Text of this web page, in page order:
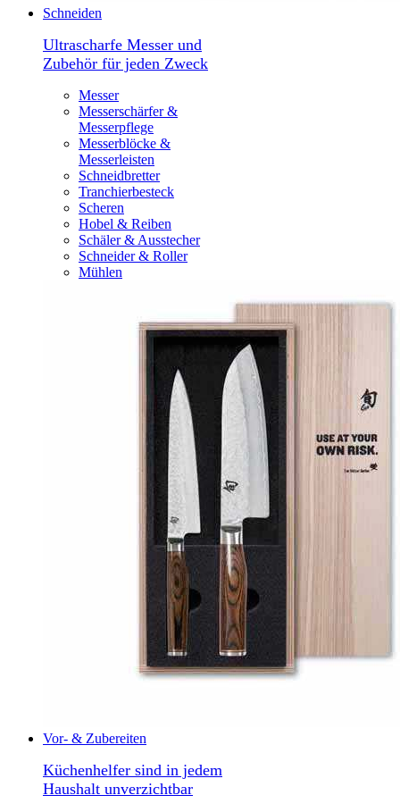
Schneiden
Ultrascharfe Messer und
Zubehör für jeden Zweck
Messer
Messerschärfer &
Messerpflege
Messerblöcke &
Messerleisten
Schneidbretter
Tranchierbesteck
Scheren
Hobel & Reiben
Schäler & Ausstecher
Schneider & Roller
Mühlen
Vor- & Zubereiten
Küchenhelfer sind in jedem
Haushalt unverzichtbar